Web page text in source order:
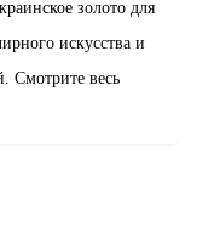
золото для
искусства и
Смотрите весь